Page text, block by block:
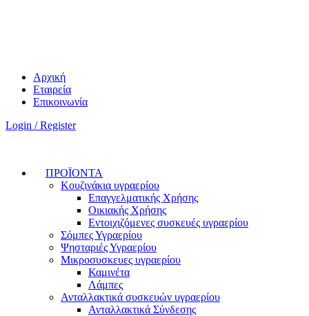
Αρχική
Εταιρεία
Επικοινωνία
Login / Register
ΠΡΟΪΟΝΤΑ
Κουζινάκια υγραερίου
Επαγγελματικής Χρήσης
Οικιακής Χρήσης
Εντοιχιζόμενες συσκευές υγραερίου
Σόμπες Υγραερίου
Ψησταριές Υγραερίου
Μικροσυσκευες υγραερίου
Καμινέτα
Λάμπες
Ανταλλακτικά συσκευών υγραερίου
Ανταλλακτικά Σύνδεσης